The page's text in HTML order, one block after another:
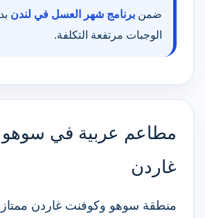
ضمن برنامج شهر العسل في لندن
الوجبات مرتفعة التكلفة.
مطاعم عربية في
غاردن
منطقة سوهو وكوفنت غاردن